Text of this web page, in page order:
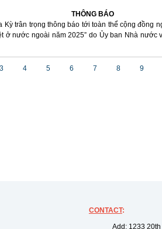
THÔNG BÁO
trân trọng thông báo tới toàn thể cộng đồng
ở nước ngoài năm 2025” do Ủy ban Nhà
3 4 5 6 7 8 9
CONTACT:
Add: 1233